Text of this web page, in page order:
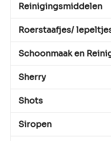
Reinigingsmiddelen
Roerstaafjes/
Schoonmaak en
Sherry
Shots
Siropen